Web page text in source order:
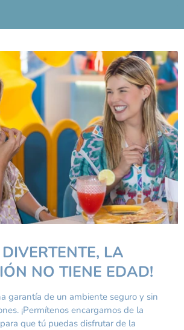
DIVERTENTE, LA
NO TIENE EDAD!
garantía de un ambiente seguro y sin
¡Permítenos encargarnos de la
que tú puedas disfrutar de la